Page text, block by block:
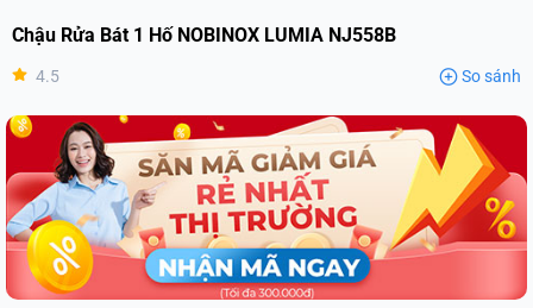
Chậu Rửa Bát 1 Hố NOBINOX LUMIA NJ558B
4.5 So sánh